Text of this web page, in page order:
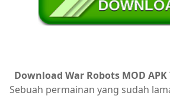
Download War Robots MOD
Sebuah permainan yang sudah